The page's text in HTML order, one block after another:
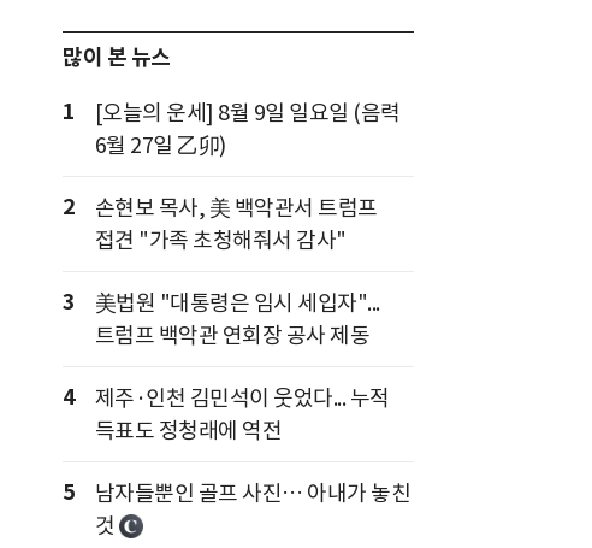
많이 본 뉴스
1
[오늘의 운세] 8월 9일 일요일 (음력
6월 27일 乙卯)
2
손현보 목사, 美 백악관서 트럼프
접견 "가족 초청해줘서 감사"
3
美법원 "대통령은 임시 세입자"...
트럼프 백악관 연회장 공사 제동
4
제주·인천 김민석이 웃었다... 누적
득표도 정청래에 역전
5
남자들뿐인 골프 사진… 아내가 놓친
것